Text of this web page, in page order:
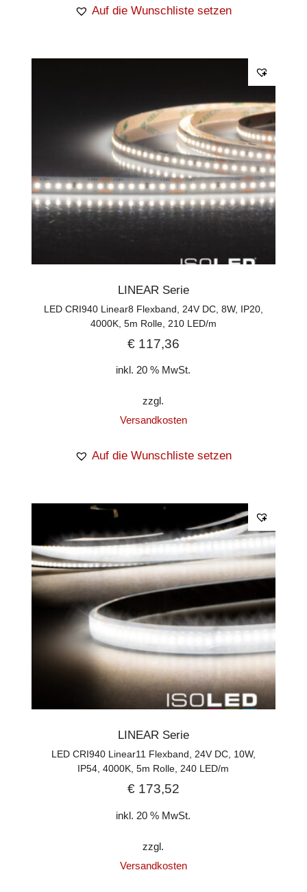
Auf die Wunschliste setzen
LINEAR Serie
LED CRI940 Linear8 Flexband, 24V DC, 8W, IP20,
4000K, 5m Rolle, 210 LED/m
€117,36
inkl. 20 % MwSt.
zzgl.
Versandkosten
Auf die Wunschliste setzen
LINEAR Serie
LED CRI940 Linear11 Flexband, 24V DC, 10W,
IP54, 4000K, 5m Rolle, 240 LED/m
€173,52
inkl. 20 % MwSt.
zzgl.
Versandkosten